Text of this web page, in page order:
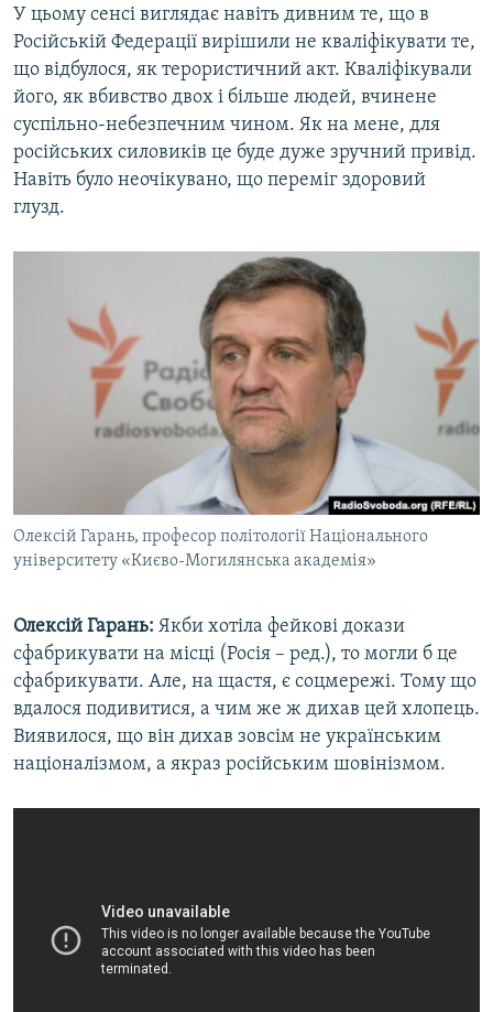
У цьому сенсі виглядає навіть дивним те, що в
Російській Федерації вирішили не кваліфікувати те,
що відбулося, як терористичний акт. Кваліфікували
його, як вбивство двох і більше людей, вчинене
суспільно-небезпечним чином. Як на мене, для
російських силовиків це буде дуже зручний привід.
Навіть було неочікувано, що переміг здоровий
глузд.
Олексій Гарань, професор політології Національного
університету «Києво-Могилянська академія»
Олексій Гарань: Якби хотіла фейкові докази
сфабрикувати на місці (Росія – ред.), то могли б це
сфабрикувати. Але, на щастя, є соцмережі. Тому що
вдалося подивитися, а чим же ж дихав цей хлопець.
Виявилося, що він дихав зовсім не українським
націоналізмом, а якраз російським шовінізмом.